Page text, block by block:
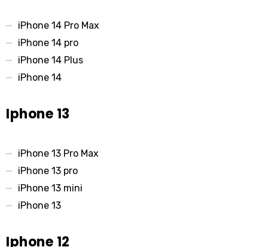
iPhone 14 Pro Max
iPhone 14 pro
iPhone 14 Plus
iPhone 14
Iphone 13
iPhone 13 Pro Max
iPhone 13 pro
iPhone 13 mini
iPhone 13
Iphone 12